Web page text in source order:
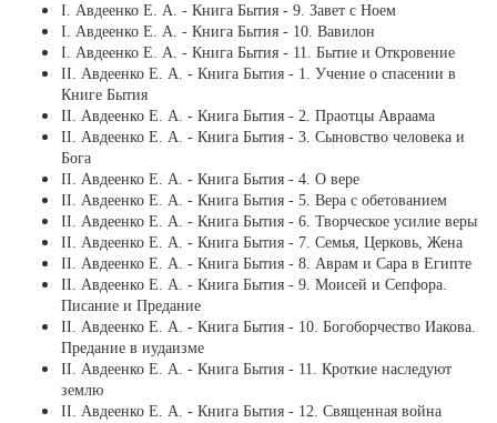
І. Авдеенко Е. А. - Книга Бытия - 9. Завет с Ноем
І. Авдеенко Е. А. - Книга Бытия - 10. Вавилон
І. Авдеенко Е. А. - Книга Бытия - 11. Бытие и Откровение
ІІ. Авдеенко Е. А. - Книга Бытия - 1. Учение о спасении в
Книге Бытия
ІІ. Авдеенко Е. А. - Книга Бытия - 2. Праотцы Авраама
ІІ. Авдеенко Е. А. - Книга Бытия - 3. Сыновство человека и
Бога
ІІ. Авдеенко Е. А. - Книга Бытия - 4. О вере
ІІ. Авдеенко Е. А. - Книга Бытия - 5. Вера с обетованием
ІІ. Авдеенко Е. А. - Книга Бытия - 6. Творческое усилие веры
ІІ. Авдеенко Е. А. - Книга Бытия - 7. Семья, Церковь, Жена
ІІ. Авдеенко Е. А. - Книга Бытия - 8. Аврам и Сара в Египте
ІІ. Авдеенко Е. А. - Книга Бытия - 9. Моисей и Сепфора.
Писание и Предание
ІІ. Авдеенко Е. А. - Книга Бытия - 10. Богоборчество Иакова.
Предание в иудаизме
ІІ. Авдеенко Е. А. - Книга Бытия - 11. Кроткие наследуют
землю
ІІ. Авдеенко Е. А. - Книга Бытия - 12. Священная война